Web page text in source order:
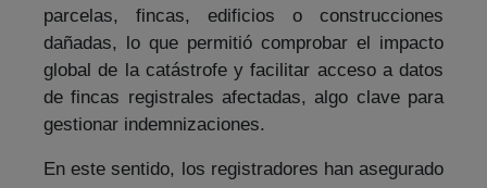
parcelas, fincas, edificios o construcciones
dañadas, lo que permitió comprobar el impacto
global de la catástrofe y facilitar acceso a datos
de fincas registrales afectadas, algo clave para
gestionar indemnizaciones.
En este sentido, los registradores han asegurado